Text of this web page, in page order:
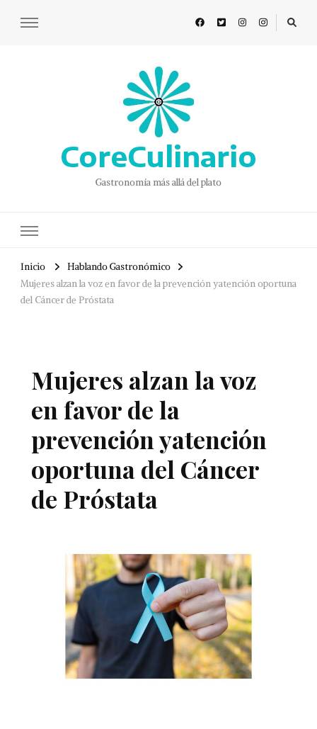
CoreCulinario
Gastronomía más allá del plato
Inicio
Hablando Gastronómico
Mujeres alzan la voz en favor de la prevención yatención oportuna
del Cáncer de Próstata
Mujeres alzan la voz
en favor de la
prevención yatención
oportuna del Cáncer
de Próstata